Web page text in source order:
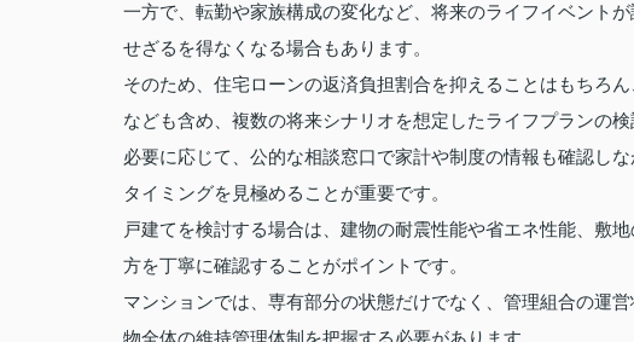
一方で、転勤や家族構成の変化など、将来のライフイベント
せざるを得なくなる場合もあります。
そのため、住宅ローンの返済負担割合を抑えることはもちろ
なども含め、複数の将来シナリオを想定したライフプランの検
必要に応じて、公的な相談窓口で家計や制度の情報も確認し
タイミングを見極めることが重要です。
戸建てを検討する場合は、建物の耐震性能や省エネ性能、敷
方を丁寧に確認することがポイントです。
マンションでは、専有部分の状態だけでなく、管理組合の運
物全体の維持管理体制を把握する必要があります。